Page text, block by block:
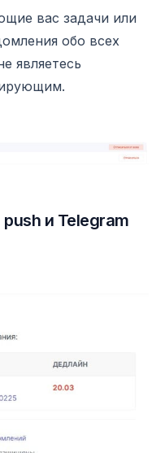
вас задачи или
обо всех
являетесь
и Telegram